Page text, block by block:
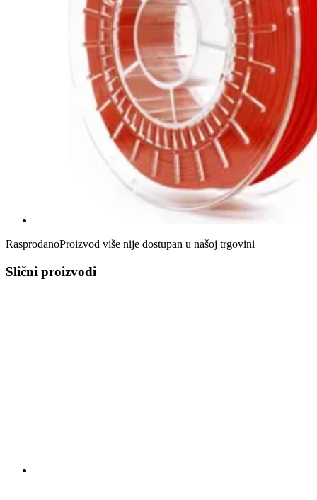
RasprodanoProizvod više nije dostupan u našoj trgovini
Slični proizvodi